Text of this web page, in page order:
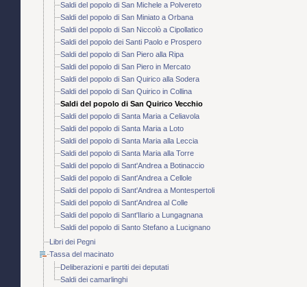
Saldi del popolo di San Michele a Polvereto
Saldi del popolo di San Miniato a Orbana
Saldi del popolo di San Niccolò a Cipollatico
Saldi del popolo dei Santi Paolo e Prospero
Saldi del popolo di San Piero alla Ripa
Saldi del popolo di San Piero in Mercato
Saldi del popolo di San Quirico alla Sodera
Saldi del popolo di San Quirico in Collina
Saldi del popolo di San Quirico Vecchio
Saldi del popolo di Santa Maria a Celiavola
Saldi del popolo di Santa Maria a Loto
Saldi del popolo di Santa Maria alla Leccia
Saldi del popolo di Santa Maria alla Torre
Saldi del popolo di Sant'Andrea a Botinaccio
Saldi del popolo di Sant'Andrea a Cellole
Saldi del popolo di Sant'Andrea a Montespertoli
Saldi del popolo di Sant'Andrea al Colle
Saldi del popolo di Sant'Ilario a Lungagnana
Saldi del popolo di Santo Stefano a Lucignano
Libri dei Pegni
Tassa del macinato
Deliberazioni e partiti dei deputati
Saldi dei camarlinghi